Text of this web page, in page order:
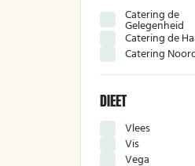
Catering de
Gelegenheid
Catering de
Catering
DIEET
Vlees
Vis
Vega